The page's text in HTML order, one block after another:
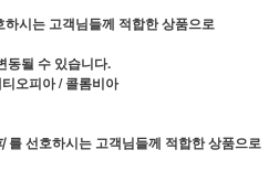
시는 고객님들께 적합한 상품으로
동될 수 있습니다.
오피아 / 콜롬비아
를 선호하시는 고객님들께 적합한 상품으로